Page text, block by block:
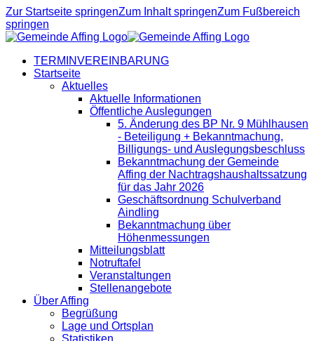
Zur Startseite springenZum Inhalt springenZum Fußbereich
springen
TERMINVEREINBARUNG
Startseite
Aktuelles
Aktuelle Informationen
Öffentliche Auslegungen
5. Änderung des BP Nr. 9 Mühlhausen
- Beteiligung + Bekanntmachung,
Billigungs- und Auslegungsbeschluss
Bekanntmachung der Gemeinde
Affing der Nachtragshaushaltssatzung
für das Jahr 2026
Geschäftsordnung Schulverband
Aindling
Bekanntmachung über
Höhenmessungen
Mitteilungsblatt
Notruftafel
Veranstaltungen
Stellenangebote
Über Affing
Begrüßung
Lage und Ortsplan
Statistiken